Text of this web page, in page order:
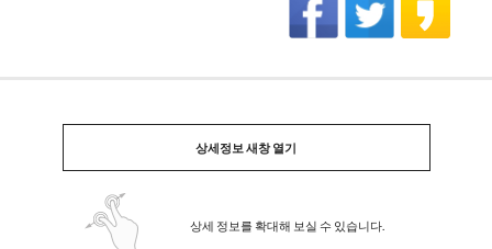
상세정보 새창 열기
상세 정보를 확대해 보실 수 있습니다.